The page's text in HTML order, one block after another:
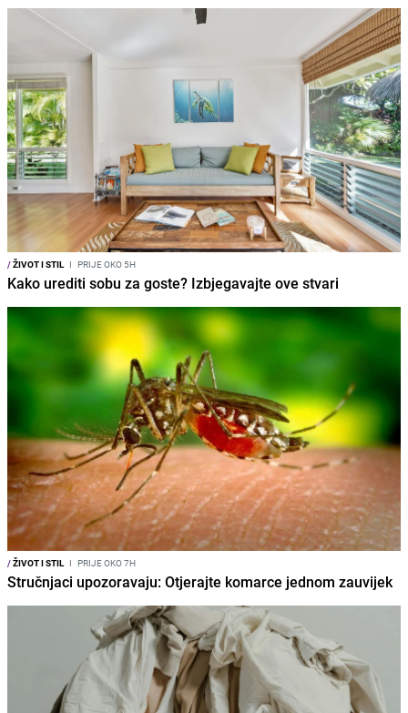
/ŽIVOT I STIL I PRIJE OKO 5H
Kako urediti sobu za goste? Izbjegavajte ove stvari
/ŽIVOT I STIL I PRIJE OKO 7H
Stručnjaci upozoravaju: Otjerajte komarce jednom zauvijek